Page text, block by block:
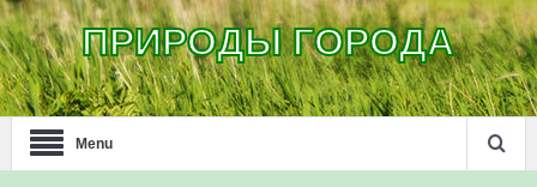
ПРИРОДЫ ГОРОДА
Menu